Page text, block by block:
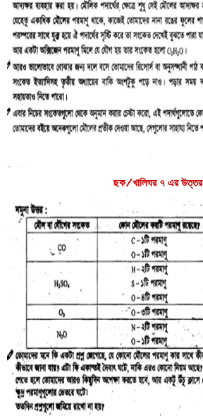
ছক/খালিঘর ৭ এর উত্তর